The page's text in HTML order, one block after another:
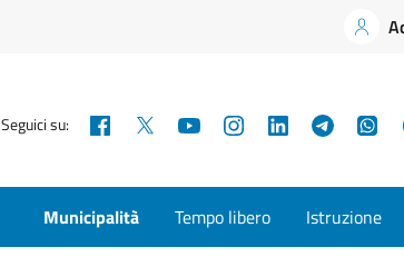
Seguici su: Facebook YouTubeInstagramLinkedIn
Municipalità Tempo libero Istruzione